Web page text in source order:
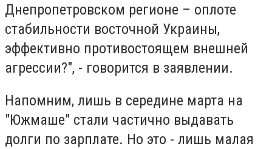
Днепропетровском регионе – оплоте
стабильности восточной Украины,
эффективно противостоящем внешней
агрессии?", - говорится в заявлении.
Напомним, лишь в середине марта на
"Южмаше" стали частично выдавать
долги по зарплате. Но это - лишь малая